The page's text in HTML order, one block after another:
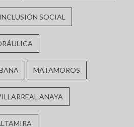
INCLUSIÓN SOCIAL
MATAMOROS
ANAYA